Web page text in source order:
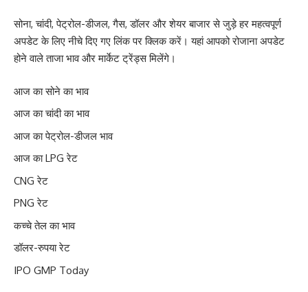
सोना, चांदी, पेट्रोल-डीजल, गैस, डॉलर और शेयर बाजार से जुड़े हर महत्वपूर्ण
अपडेट के लिए नीचे दिए गए लिंक पर क्लिक करें। यहां आपको रोजाना अपडेट
होने वाले ताजा भाव और मार्केट ट्रेंड्स मिलेंगे।
आज का सोने का भाव
आज का चांदी का भाव
आज का पेट्रोल-डीजल भाव
आज का LPG रेट
CNG रेट
PNG रेट
कच्चे तेल का भाव
डॉलर-रुपया रेट
IPO GMP Today